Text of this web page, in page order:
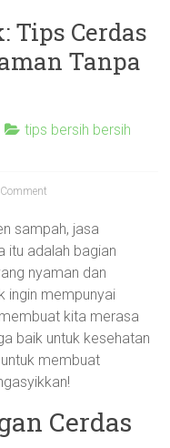
Tips Cerdas
Tanpa
tips bersih bersih
sampah, jasa
itu adalah bagian
nyaman dan
ingin mempunyai
kita merasa
baik untuk kesehatan
membuat
Cerdas